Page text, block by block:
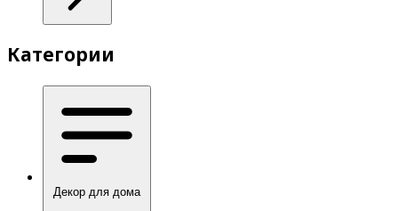
Категории
Декор для дома